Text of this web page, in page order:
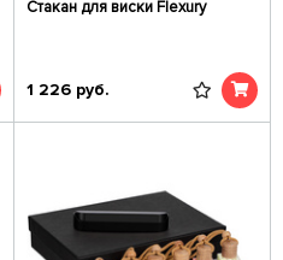
Стакан для виски Flexury
1 226 руб.